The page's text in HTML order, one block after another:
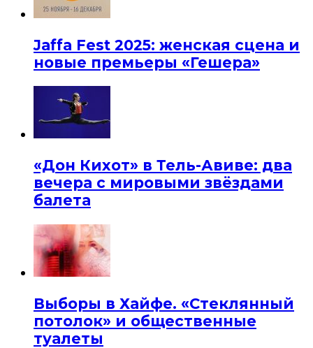
Jaffa Fest 2025: женская сцена и
новые премьеры «Гешера»
«Дон Кихот» в Тель-Авиве: два
вечера с мировыми звёздами
балета
Выборы в Хайфе. «Стеклянный
потолок» и общественные
туалеты